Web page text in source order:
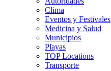
Clima
Eventos y Festivales
Medicina y Salud
Municipios
Playas
TOP Locations
Transporte